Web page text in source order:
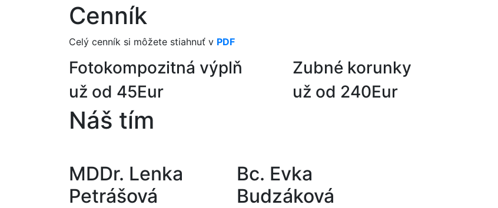
Cenník
Celý cenník si môžete stiahnuť v PDF
Fotokompozitná výplň
už od 45Eur
Zubné korunky
už od 240Eur
Náš tím
MDDr. Lenka
Petrášová
Bc. Evka
Budzáková